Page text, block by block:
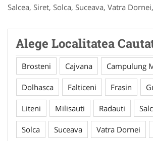
Salcea, Siret, Solca, Suceava, Vatra
Alege Localitatea
Brosteni Cajvana Campulung
Dolhasca Falticeni Frasin
Liteni Milisauti Radauti
Solca Suceava Vatra Dornei